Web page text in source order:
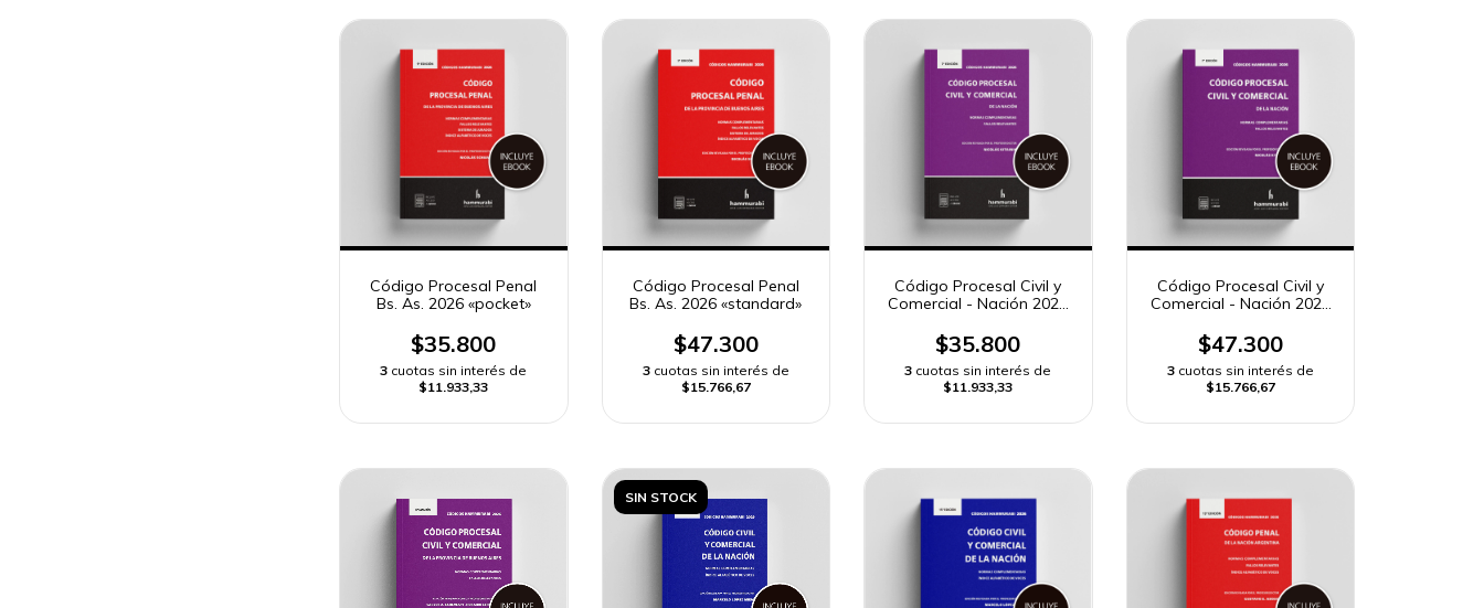
Código Procesal Penal
Bs. As. 2026 «pocket»
$35.800
3 cuotas sin interés de
$11.933,33
Código Procesal Penal
Bs. As. 2026 «standard»
$47.300
3 cuotas sin interés de
$15.766,67
Código Procesal Civil y
Comercial - Nación 2026
$35.800
3 cuotas sin interés de
$11.933,33
Código Procesal Civil y
Comercial - Nación 2026
$47.300
3 cuotas sin interés de
$15.766,67
SIN STOCK